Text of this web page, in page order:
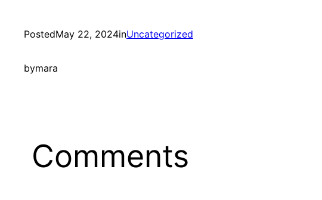
PostedMay 22, 2024inUncategorized
bymara
Comments